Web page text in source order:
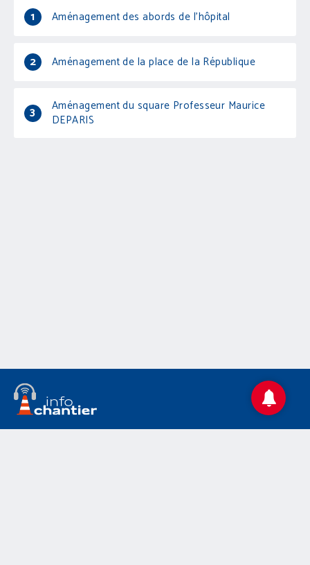
1 Aménagement des abords de l'hôpital
2 Aménagement de la place de la République
3
Aménagement du square Professeur Maurice
DEPARIS
Accueil